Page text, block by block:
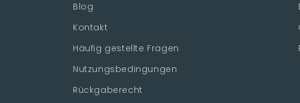
Blog
Kontakt
Häufig gestellte Fragen
Nutzungsbedingungen
Rückgaberecht